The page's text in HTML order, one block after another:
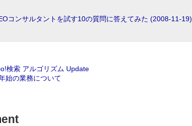
コンサルタントを試す10の質問に答えてみた (2008-11-19)
検索 アルゴリズム Update
始の業務について